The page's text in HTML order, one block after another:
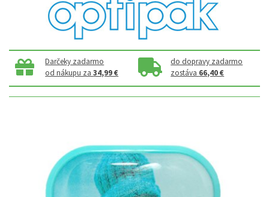
Darčeky zadarmo
od nákupu za34,99 €
do dopravy zadarmo
zostáva 66,40 €